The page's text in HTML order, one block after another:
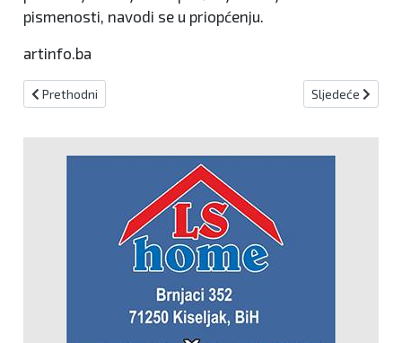
pismenosti, navodi se u priopćenju.
artinfo.ba
Prethodni članak: Brčko: Dan pokopa troje poginulih u prometnoj
Prethodni Sljedeći članak:
Sljedeće